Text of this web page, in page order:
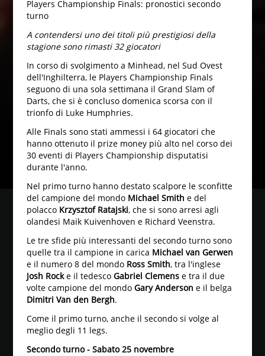
Players Championship Finals: pronostici secondo
turno
A contendersi uno dei titoli più prestigiosi della
stagione sono rimasti 32 giocatori
In corso di svolgimento a Minhead, nel Sud Ovest
dell'Inghilterra, le Players Championship Finals
seguono di una sola settimana il Grand Slam of
Darts, che si è concluso domenica scorsa con il
trionfo di Luke Humphries.
Alle Finals sono stati ammessi i 64 giocatori che
hanno ottenuto il prize money più alto nel corso dei
30 eventi di Players Championship disputatisi
durante l'anno.
Nel primo turno hanno destato scalpore le sconfitte
del campione del mondo Michael Smith e del
polaccoKrzysztof Ratajski, che si sono arresi agli
olandesi Maik Kuivenhoven e Richard Veenstra.
Le tre sfide più interessanti del secondo turno sono
quelle tra il campione in carica Michael van Gerwen
e il numero 8 del mondo Ross Smith, tra l'inglese
Josh Rocke il tedesco Gabriel Clemense tra il due
volte campione del mondo Gary Anderson e il belga
Dimitri Van den Bergh.
Come il primo turno, anche il secondo si volge al
meglio degli 11 legs.
Secondo turno - Sabato 25 novembre